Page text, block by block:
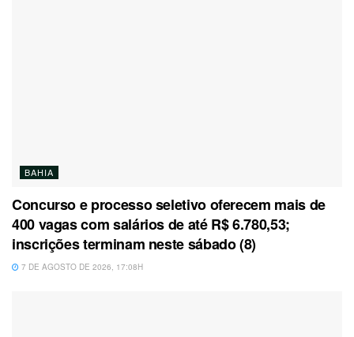
BAHIA
Concurso e processo seletivo oferecem mais de
400 vagas com salários de até R$ 6.780,53;
inscrições terminam neste sábado (8)
7 DE AGOSTO DE 2026, 17:08H